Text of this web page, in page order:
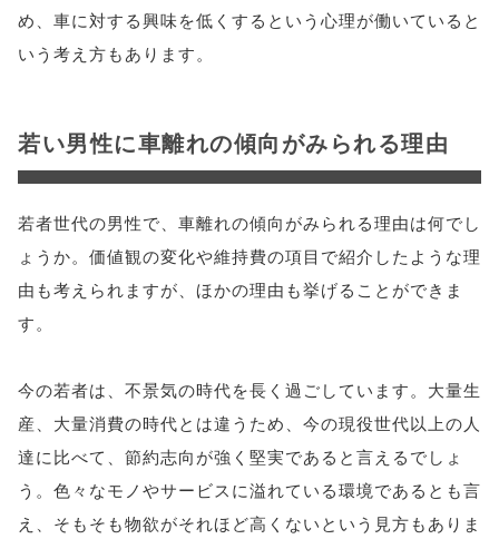
め、車に対する興味を低くするという心理が働いていると
いう考え方もあります。
若い男性に車離れの傾向がみられる理由
若者世代の男性で、車離れの傾向がみられる理由は何でし
ょうか。価値観の変化や維持費の項目で紹介したような理
由も考えられますが、ほかの理由も挙げることができま
す。
今の若者は、不景気の時代を長く過ごしています。大量生
産、大量消費の時代とは違うため、今の現役世代以上の人
達に比べて、節約志向が強く堅実であると言えるでしょ
う。色々なモノやサービスに溢れている環境であるとも言
え、そもそも物欲がそれほど高くないという見方もありま